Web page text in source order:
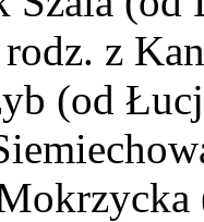
rodz. z
(od